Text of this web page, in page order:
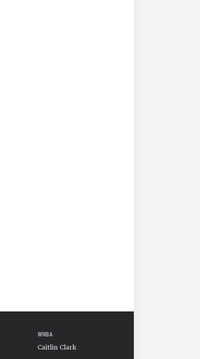
WNBA
Caitlin Clark